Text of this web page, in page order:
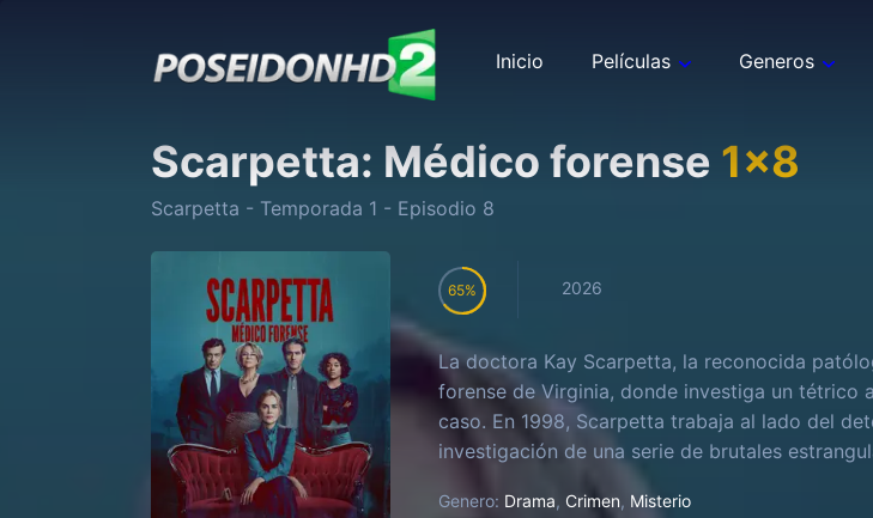
Inicio Películas Generos
Scarpetta: Médico forense 1x8
Scarpetta - Temporada 1 - Episodio 8
65 2026
La doctora Kay Scarpetta, la reconocida
forense de Virginia, donde investiga un tétrico
caso. En 1998, Scarpetta trabaja al lado del
investigación de una serie de brutales
Genero: Drama, Crimen, Misterio